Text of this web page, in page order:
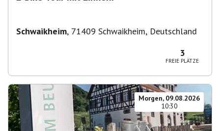
Schwaikheim, 71409 Schwaikheim, Deutschland
3
FREIE PLÄTZE
Morgen, 09.08.2026
10:30